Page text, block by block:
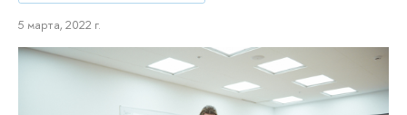
5 марта, 2022 г.